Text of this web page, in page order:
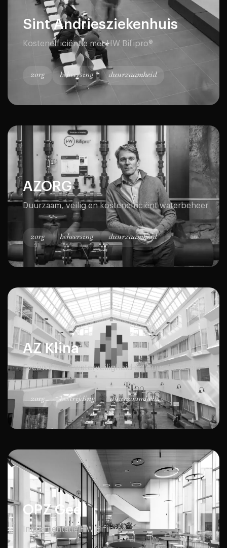
Sint Andriesziekenhuis
Kostenefficiëntie met HW Bifipro®
zorg beheersing duurzaamheid
AZORG
Duurzaam, veilig en kostenefficiënt waterbeheer
zorg beheersing duurzaamheid
AZ Klina
Evenwicht in waterveiligheid en duurzaamheid
zorg bestrijding duurzaamheid
OPZ Geel
Implementatie HW Bifipro®